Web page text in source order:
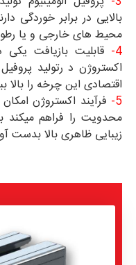
بالایی در برابر خوردگی
محیط های خارجی و یا
4-
قابلیت بازیافت یکی
اکستروژن د رتولید
اقتصادی این چرخه را بالا
5- فرآیند اکستروژن
محدویت را فراهم میکند
زیبایی ظاهری بالا بدست